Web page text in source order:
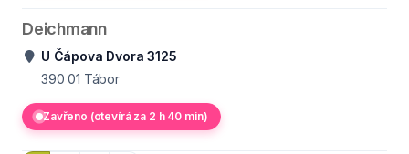
Deichmann
U Čápova Dvora 3125
390 01 Tábor
Zavřeno (otevírá za 2 h 40 min)